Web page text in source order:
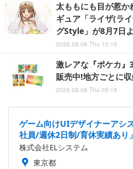
太ももにも目が惹か
ギュア「ライザ(ラ
グStyle」が8月7日
2026.08.06 Thu 10:15
激レアな『ポケカ
販売中!地方ごとに
2026.08.06 Thu 05:15
ゲーム向けUIデザイナーアシ
社員/週休2日制/育休実績あり
株式会社ELシステム
東京都